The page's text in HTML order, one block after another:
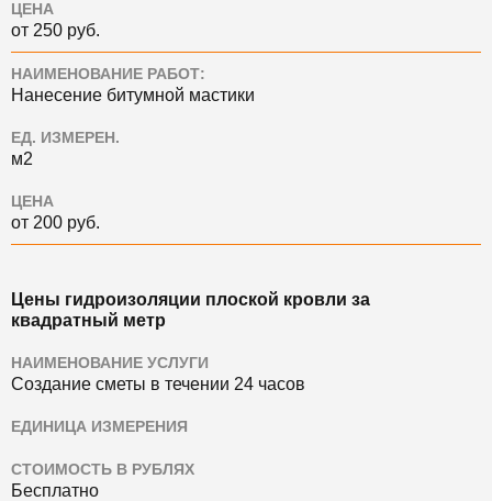
ЦЕНА
от 250 руб.
НАИМЕНОВАНИЕ РАБОТ:
Нанесение битумной мастики
ЕД. ИЗМЕРЕН.
м2
ЦЕНА
от 200 руб.
Цены гидроизоляции плоской кровли за
квадратный метр
НАИМЕНОВАНИЕ УСЛУГИ
Создание сметы в течении 24 часов
ЕДИНИЦА ИЗМЕРЕНИЯ
СТОИМОСТЬ В РУБЛЯХ
Бесплатно